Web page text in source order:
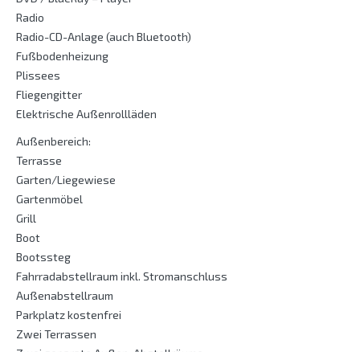
Radio
Radio-CD-Anlage (auch Bluetooth)
Fußbodenheizung
Plissees
Fliegengitter
Elektrische Außenrollläden
Außenbereich:
Terrasse
Garten/Liegewiese
Gartenmöbel
Grill
Boot
Bootssteg
Fahrradabstellraum inkl. Stromanschluss
Außenabstellraum
Parkplatz kostenfrei
Zwei Terrassen